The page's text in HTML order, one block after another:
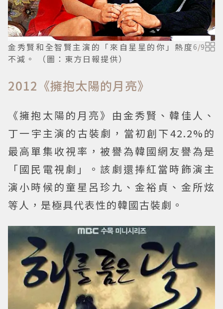
金秀賢和全智賢主演的「來自星星的你」熱度
不減。 （圖：東方日報提供）
6/9
2012《擁抱太陽的月亮》
《擁抱太陽的月亮》由金秀賢、韓佳人、
丁一宇主演的古裝劇，當初創下42.2%的
最高單集收視率，被譽為韓國網友譽為是
「國民電視劇」。該劇還捧紅當時飾演主
演小時候的童星呂珍九、金裕貞、金所炫
等人，是極具代表性的韓國古裝劇。